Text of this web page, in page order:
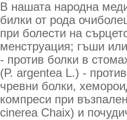
В нашата народна
билки от рода
при болести на
менструация; гъши
- против болки в
(Р. argentea L.) -
чревни болки,
компреси при
cinerea Chaix) и